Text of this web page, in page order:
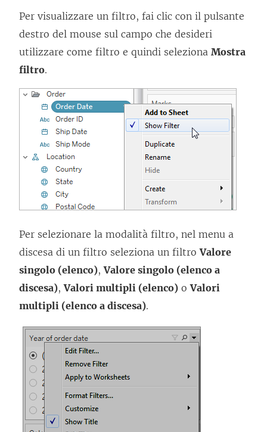
Per visualizzare un filtro, fai clic con il pulsante
destro del mouse sul campo che desideri
utilizzare come filtro e quindi seleziona Mostra
filtro.
Per selezionare la modalità filtro, nel menu a
discesa di un filtro seleziona un filtroValore
singolo (elenco),Valore singolo (elenco a
discesa),Valori multipli (elenco) oValori
multipli (elenco a discesa).